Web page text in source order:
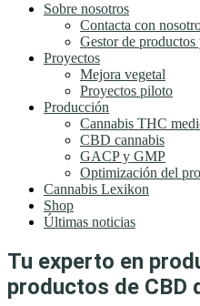
Sobre nosotros
Contacta con
Gestor de
Proyectos
Mejora vegetal
Proyectos piloto
Producción
Cannabis THC
CBD cannabis
GACP y GMP
Optimización del
Cannabis Lexikon
Shop
Últimas noticias
Tu experto en
productos de CBD